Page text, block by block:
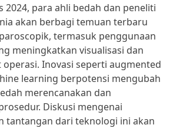
2024, para ahli bedah dan peneliti
akan berbagi temuan terbaru
termasuk penggunaan
meningkatkan visualisasi dan
operasi. Inovasi seperti augmented
learning berpotensi mengubah
merencanakan dan
Diskusi mengenai
tantangan dari teknologi ini akan